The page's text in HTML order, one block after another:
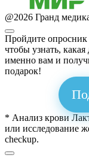
@2026 Гранд
Пройдите опросник
чтобы узнать,
именно вам и
подарок!
* Анализ крови
или исследование
checkup.